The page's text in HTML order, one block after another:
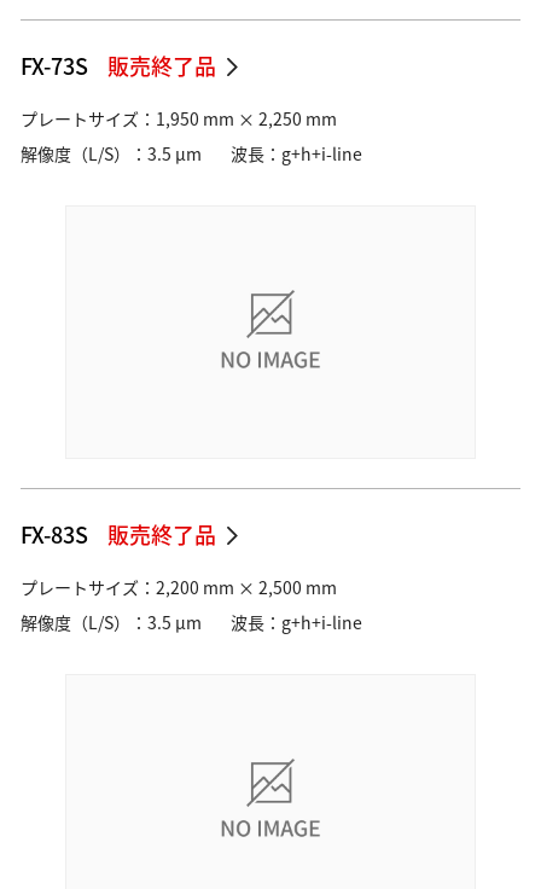
FX-73S 販売終了品
プレートサイズ：1,950 mm × 2,250 mm
解像度（L/S）：3.5 µm
波長：g+h+i-line
FX-83S 販売終了品
プレートサイズ：2,200 mm × 2,500 mm
解像度（L/S）：3.5 µm
波長：g+h+i-line